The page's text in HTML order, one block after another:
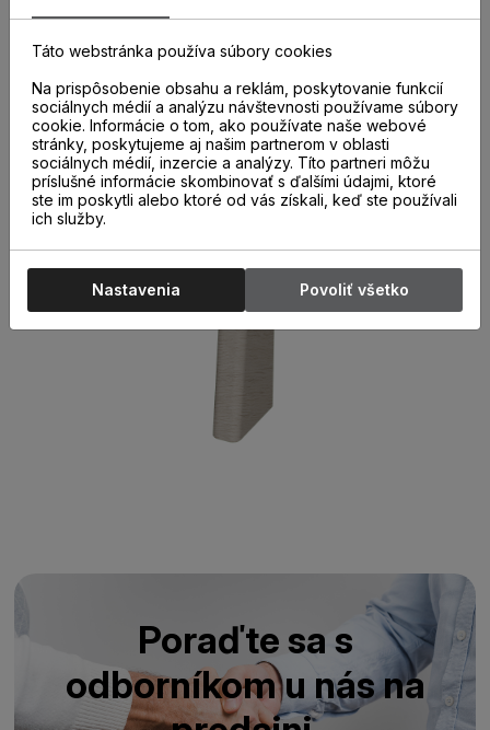
správne a kvalitne nainštalovaných parketových líšt. Ich
použitie nielen urýchľuje montáž líšt, ale aj chráni miesta
Poraďte sa s
odborníkom u nás na
Táto webstránka používa súbory cookies
Na prispôsobenie obsahu a reklám, poskytovanie funkcií
sociálnych médií a analýzu návštevnosti používame súbory
cookie. Informácie o tom, ako používate naše webové
stránky, poskytujeme aj našim partnerom v oblasti
sociálnych médií, inzercie a analýzy. Títo partneri môžu
príslušné informácie skombinovať s ďalšími údajmi, ktoré
ste im poskytli alebo ktoré od vás získali, keď ste používali
ich služby.
Nastavenia Povoliť všetko